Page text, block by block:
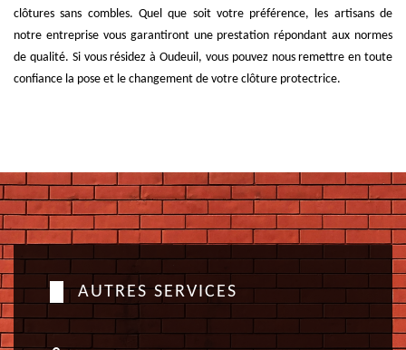
clôtures sans combles. Quel que soit votre préférence, les artisans de
notre entreprise vous garantiront une prestation répondant aux normes
de qualité. Si vous résidez à Oudeuil, vous pouvez nous remettre en toute
confiance la pose et le changement de votre clôture protectrice.
AUTRES SERVICES